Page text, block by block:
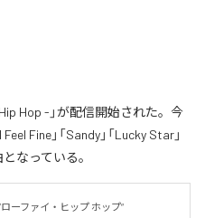
Hop -」が配信開始された。今
Fine」「Sandy」「Lucky Star」
となっている。
ーファイ・ヒップ ホップ“